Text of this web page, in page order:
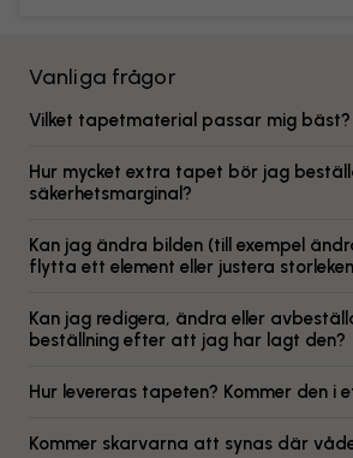
Vanliga frågor
Vilket tapetmaterial passar mig bäst?
Hur mycket extra tapet bör jag
säkerhetsmarginal?
Kan jag ändra bilden (till exempel
flytta ett element eller justera
Kan jag redigera, ändra eller
beställning efter att jag har lagt den?
Hur levereras tapeten? Kommer den i
Kommer skarvarna att synas där